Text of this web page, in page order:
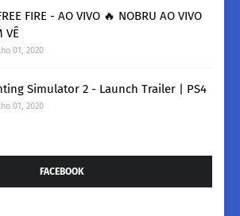
FIRE - AO VIVO 🔥 NOBRU AO VIVO
VÊ
01, 2020
Simulator 2 - Launch Trailer | PS4
01, 2020
FACEBOOK